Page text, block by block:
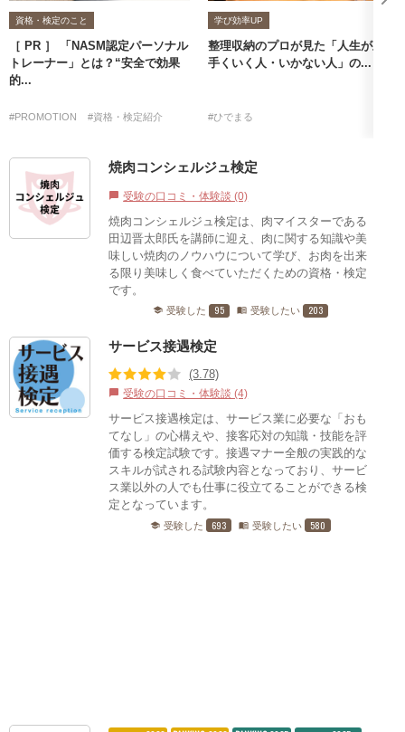
資格・検定のこと
［ PR ］ 「NASM認定パーソナル
トレーナー」とは？“安全で効果
的...
#PROMOTION #資格・検定紹介
学び効率UP
整理収納のプロが見た「人生が上
手くいく人・いかない人」の...
#ひでまる
焼肉コンシェルジュ検定
chat_bubble 受験の口コミ・体験談 (0)
焼肉コンシェルジュ検定は、肉マイスターである
田辺晋太郎氏を講師に迎え、肉に関する知識や美
味しい焼肉のノウハウについて学び、お肉を出来
る限り美味しく食べていただくための資格・検定
です。
school 受験した 95 menu_book 受験したい 203
サービス接遇検定
(3.78)
chat_bubble 受験の口コミ・体験談 (4)
サービス接遇検定は、サービス業に必要な「おも
てなし」の心構えや、接客応対の知識・技能を評
価する検定試験です。接遇マナー全般の実践的な
スキルが試される試験内容となっており、サービ
ス業以外の人でも仕事に役立てることができる検
定となっています。
school 受験した 693 menu_book 受験したい 580